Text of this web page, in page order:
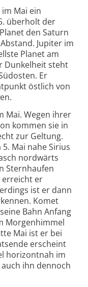
Mai ein
überholt der
den Saturn
Jupiter im
Planet am
Dunkelheit steht
Er
östlich von
Mai. Wegen ihrer
kommen sie in
zur Geltung.
Mai nahe Sirius
nordwärts
Sternhaufen
erreicht er
ist er dann
Komet
Bahn Anfang
Morgenhimmel
Mai ist er bei
erscheint
horizontnah im
ihn dennoch